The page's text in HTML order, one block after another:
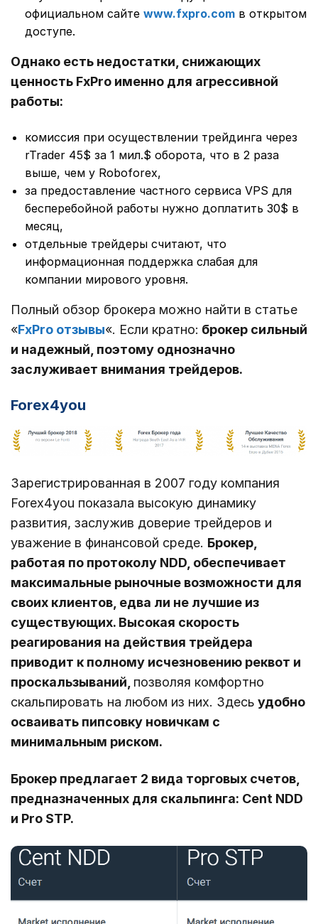
официальном сайте www.fxpro.com в открытом
доступе.
Однако есть недостатки, снижающих
ценность FxPro именно для агрессивной
работы:
комиссия при осуществлении трейдинга через
rTrader 45$ за 1 мил.$ оборота, что в 2 раза
выше, чем у Roboforex,
за предоставление частного сервиса VPS для
бесперебойной работы нужно доплатить 30$ в
месяц,
отдельные трейдеры считают, что
информационная поддержка слабая для
компании мирового уровня.
Полный обзор брокера можно найти в статье
«FxPro отзывы«. Если кратно: брокер сильный
и надежный, поэтому однозначно
заслуживает внимания трейдеров.
Forex4you
Зарегистрированная в 2007 году компания
Forex4you показала высокую динамику
развития, заслужив доверие трейдеров и
уважение в финансовой среде. Брокер,
работая по протоколу NDD, обеспечивает
максимальные рыночные возможности для
своих клиентов, едва ли не лучшие из
существующих. Высокая скорость
реагирования на действия трейдера
приводит к полному исчезновению реквот и
проскальзываний, позволяя комфортно
скальпировать на любом из них. Здесь удобно
осваивать пипсовку новичкам с
минимальным риском.
Брокер предлагает 2 вида торговых счетов,
предназначенных для скальпинга: Cent NDD
и Pro STP.